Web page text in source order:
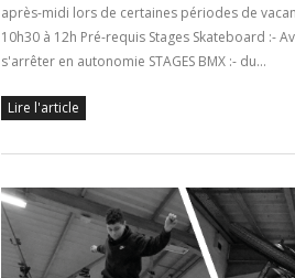
après-midi lors de certaines périodes de
10h30 à 12h Pré-requis Stages Skateboard :-
s'arrêter en autonomie STAGES BMX :- du…
Lire l'article